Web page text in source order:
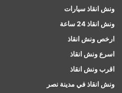
ونش انقاذ سيارات
ونش انقاذ 24 ساعة
ارخص ونش انقاذ
اسرع ونش انقاذ
اقرب ونش انقاذ
ونش انقاذ في مدينة نصر